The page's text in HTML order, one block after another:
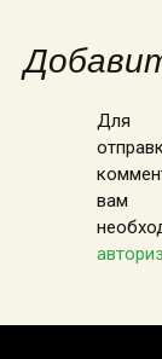
Для
вам